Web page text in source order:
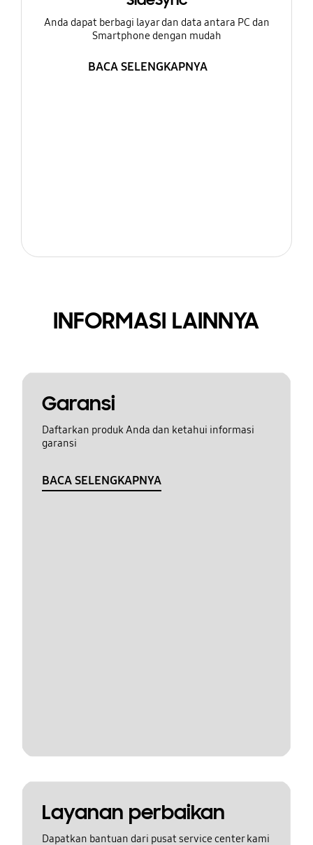
Anda dapat berbagi layar dan data antara PC dan
Smartphone dengan mudah
BACA SELENGKAPNYA
INFORMASI LAINNYA
Garansi
Daftarkan produk Anda dan ketahui informasi
garansi
BACA SELENGKAPNYA
Layanan perbaikan
Dapatkan bantuan dari pusat service center kami